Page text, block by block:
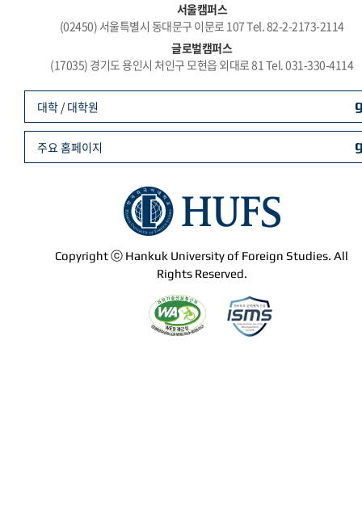
서울캠퍼스
(02450) 서울특별시 동대문구 이문로 107 Tel. 82-2-2173-2114
글로벌캠퍼스
(17035) 경기도 용인시 처인구 모현읍 외대로 81 Tel. 031-330-4114
Copyright ⓒ Hankuk University of Foreign Studies. All
Rights Reserved.
대학 / 대학원
주요 홈페이지